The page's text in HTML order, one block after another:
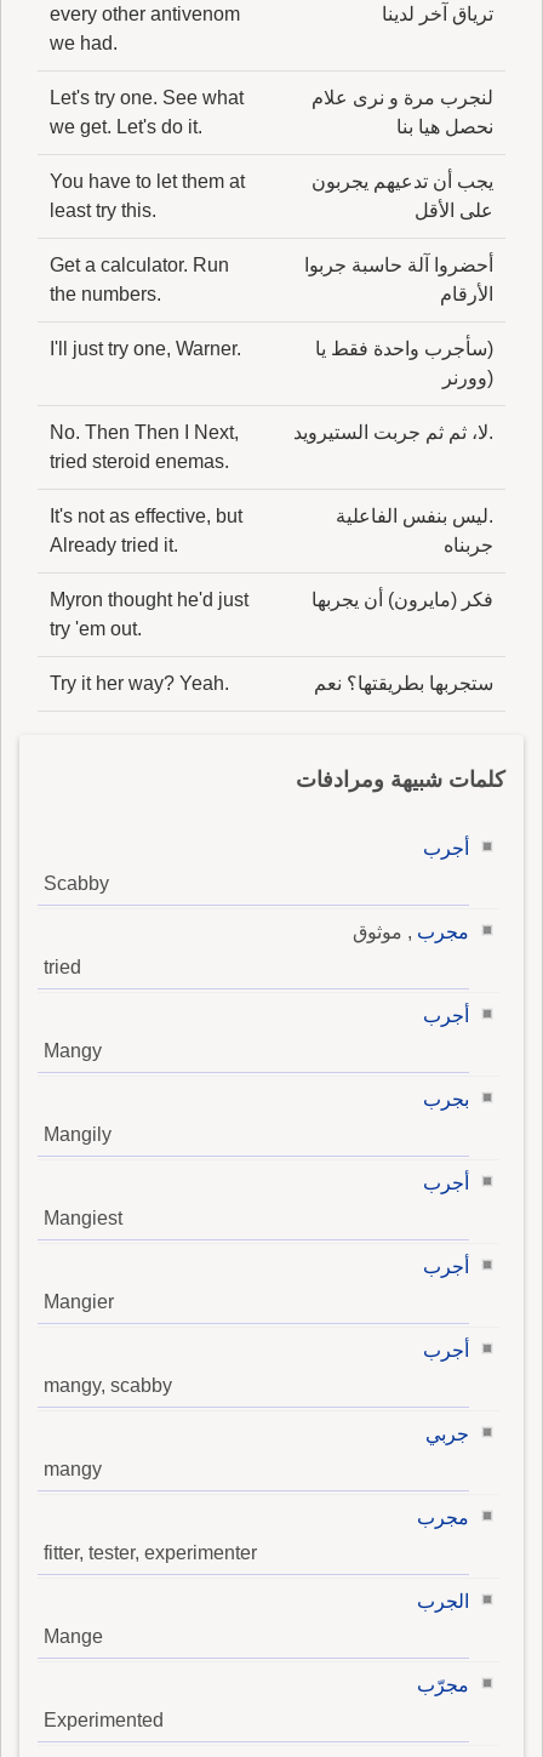
ترياق آخر لدينا
every other antivenom
we had.
لنجرب مرة و نرى علام
نحصل هيا بنا
Let's try one. See what
we get. Let's do it.
يجب أن تدعيهم يجربون
على الأقل
You have to let them at
least try this.
أحضروا آلة حاسبة جربوا
الأرقام
Get a calculator. Run
the numbers.
(سأجرب واحدة فقط يا
(وورنر
I'll just try one, Warner.
.لا، ثم ثم جربت الستيرويد
No. Then Then I Next,
tried steroid enemas.
.ليس بنفس الفاعلية
جربناه
It's not as effective, but
Already tried it.
فكر (مايرون) أن يجربها
Myron thought he'd just
try 'em out.
ستجربها بطريقتها؟ نعم Try it her way? Yeah.
كلمات شبيهة ومرادفات
أجرب
Scabby
مجرب , موثوق
tried
أجرب
Mangy
بجرب
Mangily
أجرب
Mangiest
أجرب
Mangier
أجرب
mangy, scabby
جربي
mangy
مجرب
fitter, tester, experimenter
الجرب
Mange
مجرّب
Experimented